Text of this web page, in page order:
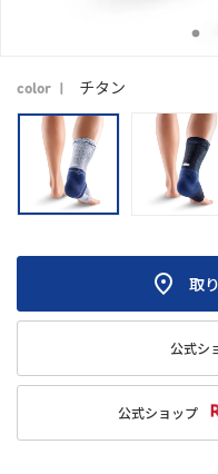
color チタン
取
公式シ
公式ショップ